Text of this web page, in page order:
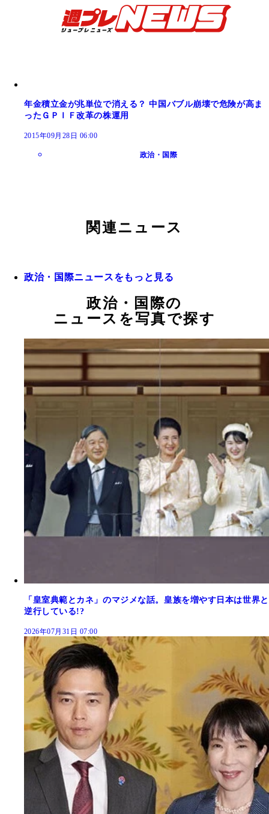
年金積立金が兆単位で消える？ 中国バブル崩壊で危険が高ま
ったＧＰＩＦ改革の株運用
2015年09月28日 06:00
政治・国際
関連ニュース
政治・国際ニュースをもっと見る
政治・国際の
ニュースを写真で探す
「皇室典範とカネ」のマジメな話。皇族を増やす日本は世界と
逆行している!?
2026年07月31日 07:00